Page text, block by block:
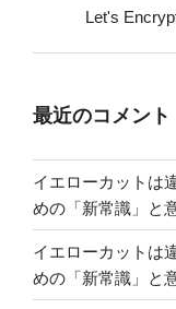
Let's
最近のコメント
イエローカットは
めの「新常識」と
イエローカットは
めの「新常識」と